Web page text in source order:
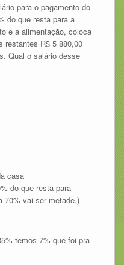
para o pagamento do
do que resta para a
e a alimentação, coloca
restantes R$ 5 880,00
Qual o salário desse
casa
do que resta para
70% vai ser metade.)
temos 7% que foi pra